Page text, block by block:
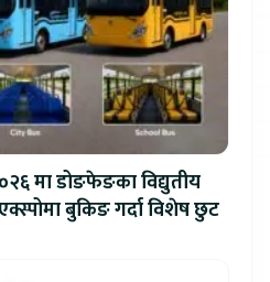
मा डोङफेङका विद्युतीय
बुकिङ गर्दा विशेष छुट